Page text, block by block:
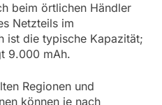
beim örtlichen Händler
Netzteils im
ist die typische Kapazität;
9.000 mAh.
Regionen und
können je nach